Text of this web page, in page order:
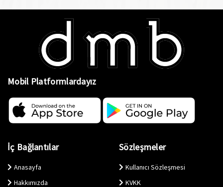
Mobil Platformlardayız
İç Bağlantılar
Anasayfa
Hakkımızda
Sözleşmeler
Kullanıcı Sözleşmesi
KVKK